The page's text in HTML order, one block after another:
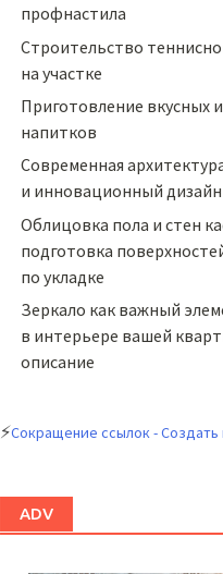
профнастила
Строительство
на участке
Приготовление вкусных
напитков
Cовременная
и инновационный
Облицовка пола и стен
подготовка
по укладке
Зеркало как важный
в интерьере вашей
описание
⚡Сокращение ссылок - Создать
ADV